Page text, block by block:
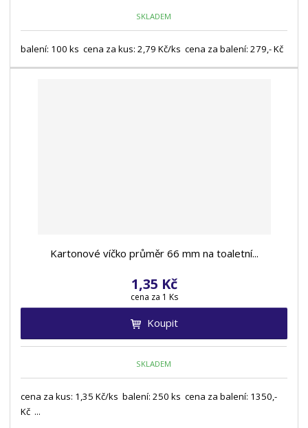
SKLADEM
balení: 100 ks cena za kus: 2,79 Kč/ks cena za balení: 279,- Kč
Kartonové víčko průměr 66 mm na toaletní...
1,35 Kč
cena za 1 Ks
Koupit
SKLADEM
cena za kus: 1,35 Kč/ks balení: 250 ks cena za balení: 1350,-
Kč ...